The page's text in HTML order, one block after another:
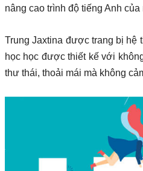
nâng cao trình độ tiếng Anh của
Trung Jaxtina được trang bị hệ
học học được thiết kế với
thư thái, thoải mái mà không